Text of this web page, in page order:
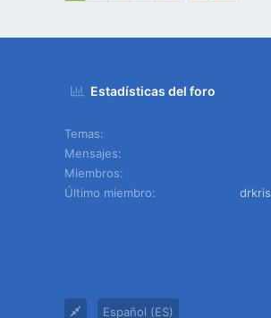
Estadísticas del foro
Temas
Mensajes
Miembros
Último miembro
Español (ES)